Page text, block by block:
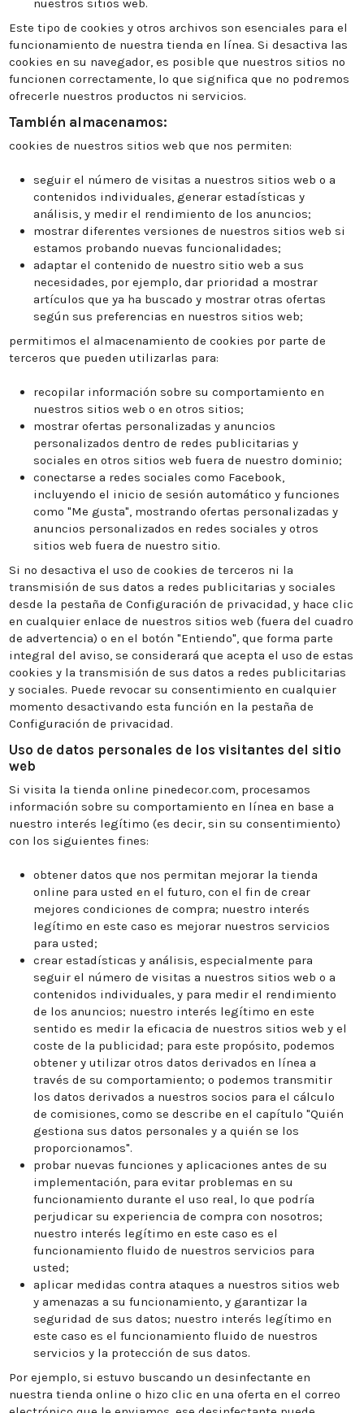
nuestros sitios web.
Este tipo de cookies y otros archivos son esenciales para el
funcionamiento de nuestra tienda en línea. Si desactiva las
cookies en su navegador, es posible que nuestros sitios no
funcionen correctamente, lo que significa que no podremos
ofrecerle nuestros productos ni servicios.
También almacenamos:
cookies de nuestros sitios web que nos permiten:
seguir el número de visitas a nuestros sitios web o a
contenidos individuales, generar estadísticas y
análisis, y medir el rendimiento de los anuncios;
mostrar diferentes versiones de nuestros sitios web si
estamos probando nuevas funcionalidades;
adaptar el contenido de nuestro sitio web a sus
necesidades, por ejemplo, dar prioridad a mostrar
artículos que ya ha buscado y mostrar otras ofertas
según sus preferencias en nuestros sitios web;
permitimos el almacenamiento de cookies por parte de
terceros que pueden utilizarlas para:
recopilar información sobre su comportamiento en
nuestros sitios web o en otros sitios;
mostrar ofertas personalizadas y anuncios
personalizados dentro de redes publicitarias y
sociales en otros sitios web fuera de nuestro dominio;
conectarse a redes sociales como Facebook,
incluyendo el inicio de sesión automático y funciones
como "Me gusta", mostrando ofertas personalizadas y
anuncios personalizados en redes sociales y otros
sitios web fuera de nuestro sitio.
Si no desactiva el uso de cookies de terceros ni la
transmisión de sus datos a redes publicitarias y sociales
desde la pestaña de Configuración de privacidad, y hace clic
en cualquier enlace de nuestros sitios web (fuera del cuadro
de advertencia) o en el botón "Entiendo", que forma parte
integral del aviso, se considerará que acepta el uso de estas
cookies y la transmisión de sus datos a redes publicitarias
y sociales. Puede revocar su consentimiento en cualquier
momento desactivando esta función en la pestaña de
Configuración de privacidad.
Uso de datos personales de los visitantes del sitio
web
Si visita la tienda online pinedecor.com, procesamos
información sobre su comportamiento en línea en base a
nuestro interés legítimo (es decir, sin su consentimiento)
con los siguientes fines:
obtener datos que nos permitan mejorar la tienda
online para usted en el futuro, con el fin de crear
mejores condiciones de compra; nuestro interés
legítimo en este caso es mejorar nuestros servicios
para usted;
crear estadísticas y análisis, especialmente para
seguir el número de visitas a nuestros sitios web o a
contenidos individuales, y para medir el rendimiento
de los anuncios; nuestro interés legítimo en este
sentido es medir la eficacia de nuestros sitios web y el
coste de la publicidad; para este propósito, podemos
obtener y utilizar otros datos derivados en línea a
través de su comportamiento; o podemos transmitir
los datos derivados a nuestros socios para el cálculo
de comisiones, como se describe en el capítulo "Quién
gestiona sus datos personales y a quién se los
proporcionamos".
probar nuevas funciones y aplicaciones antes de su
implementación, para evitar problemas en su
funcionamiento durante el uso real, lo que podría
perjudicar su experiencia de compra con nosotros;
nuestro interés legítimo en este caso es el
funcionamiento fluido de nuestros servicios para
usted;
aplicar medidas contra ataques a nuestros sitios web
y amenazas a su funcionamiento, y garantizar la
seguridad de sus datos; nuestro interés legítimo en
este caso es el funcionamiento fluido de nuestros
servicios y la protección de sus datos.
Por ejemplo, si estuvo buscando un desinfectante en
nuestra tienda online o hizo clic en una oferta en el correo